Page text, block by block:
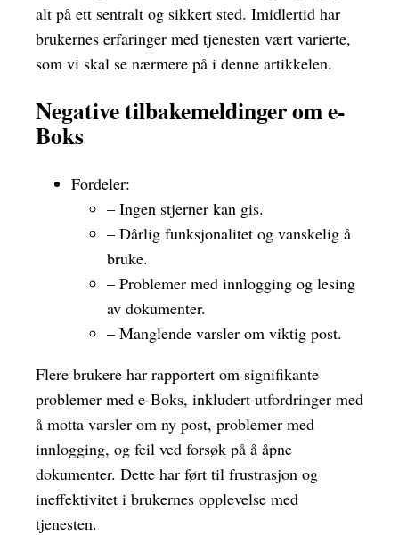
alt på ett sentralt og sikkert sted. Imidlertid har
brukernes erfaringer med tjenesten vært varierte,
som vi skal se nærmere på i denne artikkelen.
Negative tilbakemeldinger om e-
Boks
Fordeler:
– Ingen stjerner kan gis.
– Dårlig funksjonalitet og vanskelig å
bruke.
– Problemer med innlogging og lesing
av dokumenter.
– Manglende varsler om viktig post.
Flere brukere har rapportert om signifikante
problemer med e-Boks, inkludert utfordringer med
å motta varsler om ny post, problemer med
innlogging, og feil ved forsøk på å åpne
dokumenter. Dette har ført til frustrasjon og
ineffektivitet i brukernes opplevelse med
tjenesten.